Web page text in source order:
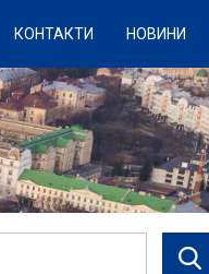
КОНТАКТИ НОВИНИ